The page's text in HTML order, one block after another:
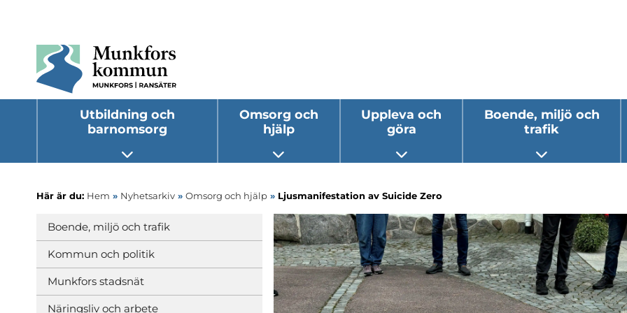
Utbildning och
barnomsorg
Öppna undermeny
Omsorg och
hjälp
Öppna undermeny
Uppleva och
göra
Öppna undermeny
Boende, miljö och
trafik
Öppna
Här är du: Hem » Nyhetsarkiv » Omsorg och hjälp » Ljusmanifestation av Suicide Zero
Boende, miljö och trafik
Kommun och politik
Munkfors stadsnät
Näringsliv och arbete